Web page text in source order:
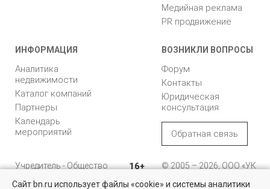
Медийная реклама
PR продвижение
ИНФОРМАЦИЯ
Аналитика
недвижимости
Каталог компаний
Партнеры
Календарь
мероприятий
ВОЗНИКЛИ ВОПРОСЫ
Форум
Контакты
Юридическая
консультация
Обратная связь
Учредитель - Общество
ответственностью
16+
© 2005 – 2026, ООО «УК
Сайт bn.ru использует файлы «cookie» и системы аналитики